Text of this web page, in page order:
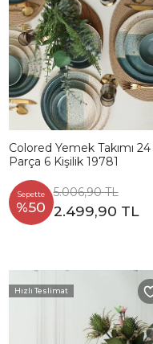
Colored Yemek Takımı 24
Parça 6 Kişilik 19781
Sepette
%50
5.006,90 TL
2.499,90 TL
Hızlı Teslimat